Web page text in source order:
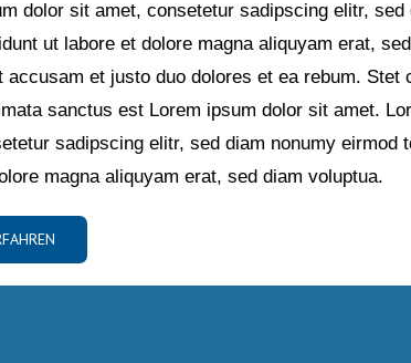
dolor sit amet, consetetur sadipscing elitr, sed
ut labore et dolore magna aliquyam erat,
accusam et justo duo dolores et ea rebum. Stet
sanctus est Lorem ipsum dolor sit amet.
sadipscing elitr, sed diam nonumy eirmod
magna aliquyam erat, sed diam voluptua.